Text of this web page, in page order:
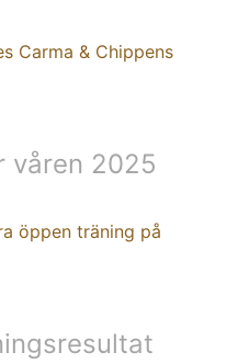
Carma & Chippens
våren 2025
öppen träning på